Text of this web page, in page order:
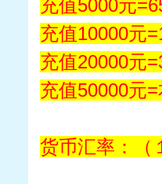
充值5000元
充值10000元
充值20000元
充值50000元
货币汇率：（